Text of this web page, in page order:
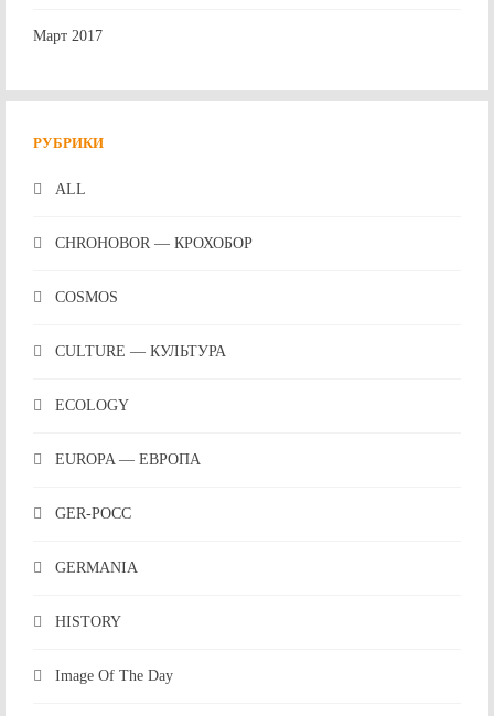
Март 2017
РУБРИКИ
ALL
CHROHOBOR — КРОХОБОР
COSMOS
CULTURE — КУЛЬТУРА
ECOLOGY
EUROPA — ЕВРОПА
GER-POCC
GERMANIA
HISTORY
Image Of The Day